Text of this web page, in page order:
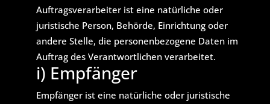
Auftragsverarbeiter ist eine natürliche oder
juristische Person, Behörde, Einrichtung oder
andere Stelle, die personenbezogene Daten im
Auftrag des Verantwortlichen verarbeitet.
i) Empfänger
Empfänger ist eine natürliche oder juristische